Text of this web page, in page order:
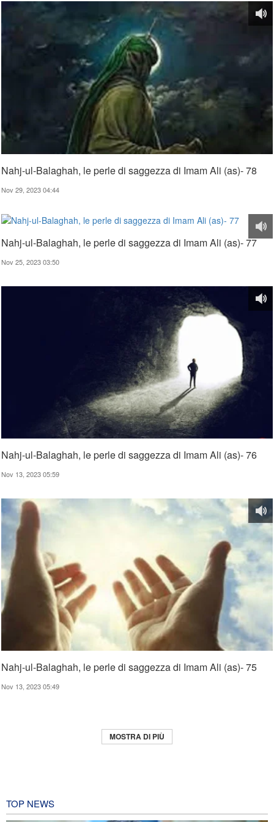
Nahj-ul-Balaghah, le perle di saggezza di Imam Ali (as)- 78
Nov 29, 2023 04:44
Nahj-ul-Balaghah, le perle di saggezza di Imam Ali (as)- 77
Nov 25, 2023 03:50
Nahj-ul-Balaghah, le perle di saggezza di Imam Ali (as)- 76
Nov 13, 2023 05:59
Nahj-ul-Balaghah, le perle di saggezza di Imam Ali (as)- 75
Nov 13, 2023 05:49
MOSTRA DI PIÙ
TOP NEWS